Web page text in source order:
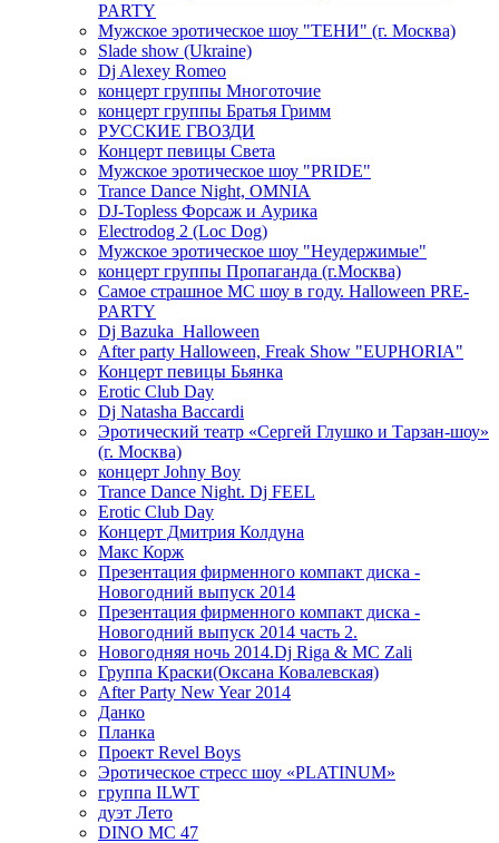
PARTY
Мужское эротическое шоу "ТЕНИ" (г. Москва)
Slade show (Ukraine)
Dj Alexey Romeo
концерт группы Многоточие
концерт группы Братья Гримм
РУССКИЕ ГВОЗДИ
Концерт певицы Света
Мужское эротическое шоу "PRIDE"
Trance Dance Night, OMNIA
DJ-Topless Форсаж и Аурика
Electrodog 2 (Loc Dog)
Мужское эротическое шоу "Неудержимые"
концерт группы Пропаганда (г.Москва)
Самое страшное МС шоу в году. Halloween PRE-
PARTY
Dj Bazuka_Halloween
After party Halloween, Freak Show "EUPHORIA"
Концерт певицы Бьянка
Erotic Club Day
Dj Natasha Baccardi
Эротический театр «Сергей Глушко и Тарзан-шоу»
(г. Москва)
концерт Johny Boy
Trance Dance Night. Dj FEEL
Erotic Club Day
Концерт Дмитрия Колдуна
Макс Корж
Презентация фирменного компакт диска -
Новогодний выпуск 2014
Презентация фирменного компакт диска -
Новогодний выпуск 2014 часть 2.
Новогодняя ночь 2014.Dj Riga & MC Zali
Группа Краски(Оксана Ковалевская)
After Party New Year 2014
Данко
Планка
Проект Revel Boys
Эротическое стресс шоу «PLATINUM»
группа ILWT
дуэт Лето
DINO MC 47